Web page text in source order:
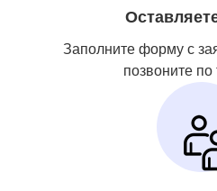
Заполните форму с
позвоните